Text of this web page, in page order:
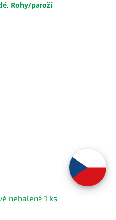
, Rohy/paroží
nebalené 1 ks